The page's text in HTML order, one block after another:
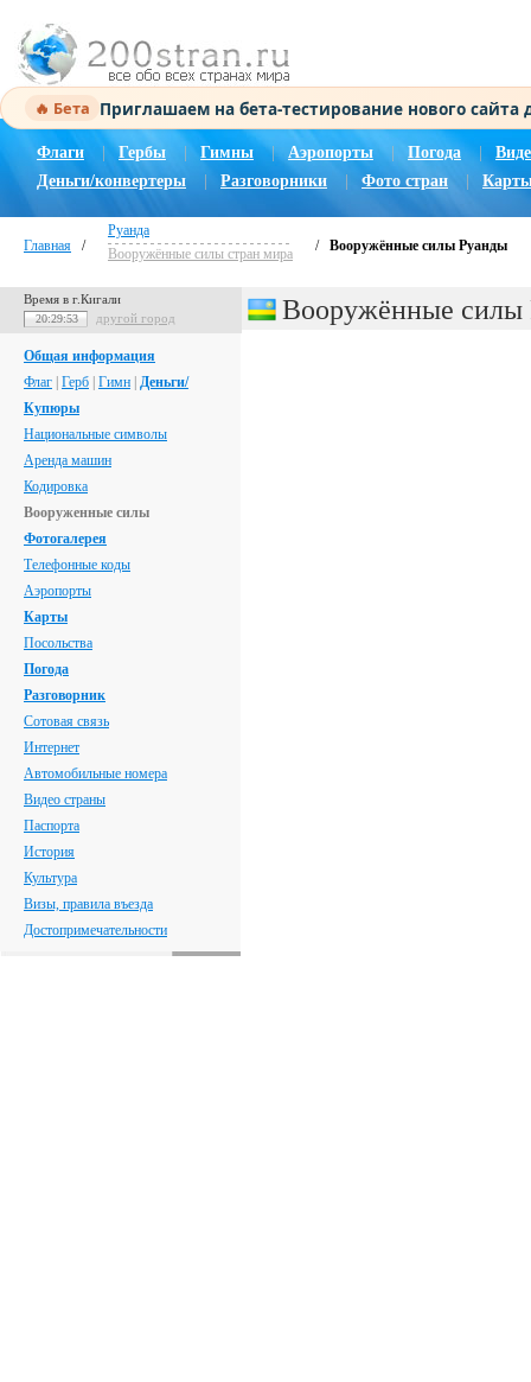
🔥 Бета Приглашаем на бета-тестирование нового
Флаги Гербы Гимны | Аэропорты Погода |
Деньги/конвертеры
Разговорники Фото стран
Главная /
Руанда
Вооружённые силы стран мира
/ Вооружённые силы Руанды
Время в г.Кигали
20:29:54 другой город
Общая информация
Флаг Герб Гимн Деньги/
Купюры
Национальные символы
Аренда машин
Кодировка
Вооруженные силы
Фотогалерея
Телефонные коды
Аэропорты
Карты
Посольства
Погода
Разговорник
Сотовая связь
Интернет
Автомобильные номера
Видео страны
Паспорта
История
Культура
Визы, правила въезда
Достопримечательности
Вооружённые силы